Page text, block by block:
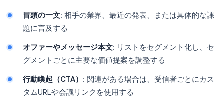
冒頭の一文: 相手の業界、最近の発表、または具体的な課
題に言及する
オファーやメッセージ本文: リストをセグメント化し、セ
グメントごとに主要な価値提案を調整する
行動喚起（CTA） : 関連がある場合は、受信者ごとにカス
タムURLや会議リンクを使用する